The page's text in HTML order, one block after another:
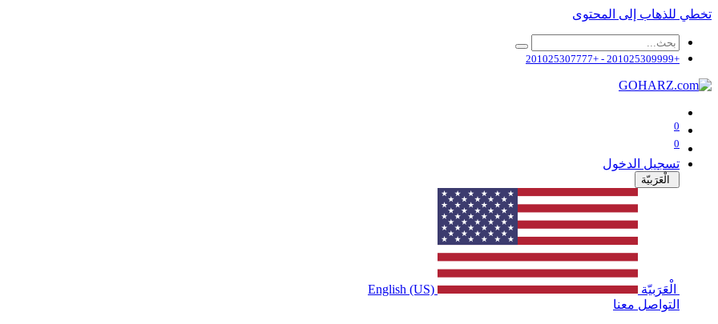
تخطي للذهاب إلى المحتوى
+201025309999 - +201025307777
0
0
تسجيل الدخول
الْعَرَبيّة
الْعَرَبيّة
English (US)
التواصل معنا